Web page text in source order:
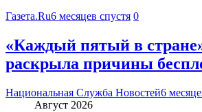
Газета.Ru6 месяцев спустя 0
«Каждый пятый в
раскрыла причины
Национальная Служба Новостей6
Август 2026